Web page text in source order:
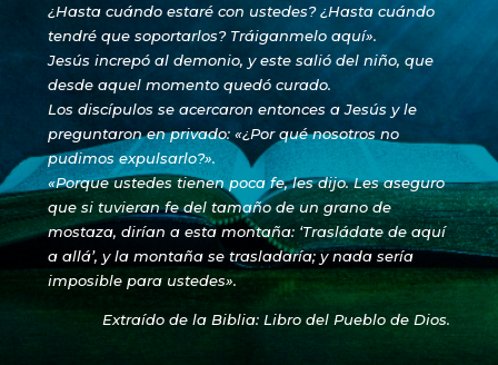
¿Hasta cuándo estaré con ustedes? ¿Hasta cuándo
tendré que soportarlos? Tráiganmelo aquí».
Jesús increpó al demonio, y este salió del niño, que
desde aquel momento quedó curado.
Los discípulos se acercaron entonces a Jesús y le
preguntaron en privado: «¿Por qué nosotros no
pudimos expulsarlo?».
«Porque ustedes tienen poca fe, les dijo. Les aseguro
que si tuvieran fe del tamaño de un grano de
mostaza, dirían a esta montaña: ‘Trasládate de aquí
a allá’, y la montaña se trasladaría; y nada sería
imposible para ustedes».
Extraído de la Biblia: Libro del Pueblo de Dios.